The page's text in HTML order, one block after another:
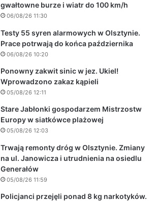
gwałtowne burze i wiatr do 100 km/h
06/08/26 11:30
Testy 55 syren alarmowych w Olsztynie.
Prace potrwają do końca października
06/08/26 10:20
Ponowny zakwit sinic w jez. Ukiel!
Wprowadzono zakaz kąpieli
05/08/26 12:11
Stare Jabłonki gospodarzem Mistrzostw
Europy w siatkówce plażowej
05/08/26 12:03
Trwają remonty dróg w Olsztynie. Zmiany
na ul. Janowicza i utrudnienia na osiedlu
Generałów
05/08/26 11:59
Policjanci przejęli ponad 8 kg narkotyków.